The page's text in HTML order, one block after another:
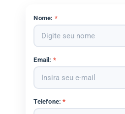
Nome: *
Email: *
Telefone:*